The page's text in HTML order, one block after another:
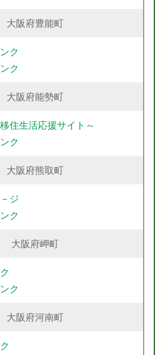
大阪府豊能町
ク
ク
大阪府能勢町
住生活応援サイト～
ク
大阪府熊取町
ジ
ク
大阪府岬町
ク
大阪府河南町